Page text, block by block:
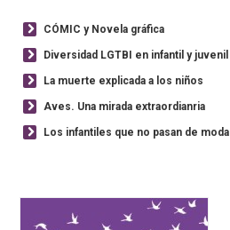
CÓMIC y Novela gráfica
Diversidad LGTBI en infantil y juvenil
La muerte explicada a los niños
Aves. Una mirada extraordianria
Los infantiles que no pasan de moda